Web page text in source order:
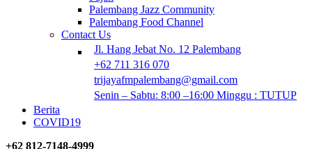
Palembang Jazz Community
Palembang Food Channel
Contact Us
Jl. Hang Jebat No. 12 Palembang
+62 711 316 070
trijayafmpalembang@gmail.com
Senin – Sabtu: 8:00 –16:00 Minggu : TUTUP
Berita
COVID19
+62 812-7148-4999